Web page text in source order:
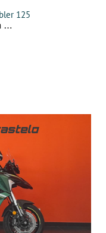
125